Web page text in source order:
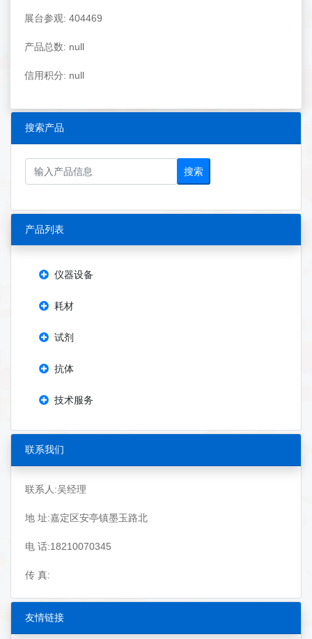
展台参观: 404469
产品总数: null
信用积分: null
搜索产品
搜索
产品列表
仪器设备
耗材
试剂
抗体
技术服务
联系我们
联系人:吴经理
地 址:嘉定区安亭镇墨玉路北
电 话:18210070345
传 真:
友情链接